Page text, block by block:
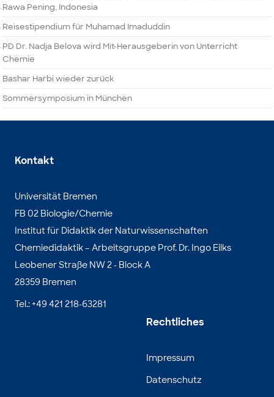
Rawa Pening, Indonesia
Reisestipendium für Muhamad Imaduddin
PD Dr. Nadja Belova wird Mit-Herausgeberin von Unterricht
Chemie
Bashar Harbi wieder zurück
Sommersymposium in München
Kontakt
Universität Bremen
FB 02 Biologie/Chemie
Institut für Didaktik der Naturwissenschaften
Chemiedidaktik – Arbeitsgruppe Prof. Dr. Ingo Eilks
Leobener Straße NW 2 - Block A
28359 Bremen
Tel.: +49 421 218-63281
Rechtliches
Impressum
Datenschutz